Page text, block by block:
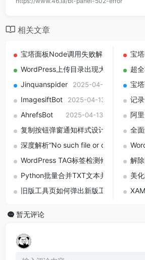
相关文章
宝塔面板Node调用失败解决：解除宝
WordPress上传目录出现大量0B图片
超
Jinquanspider
2025-04-13
宝
ImagesiftBot
2025-04-13
记
AhrefsBot
2025-04-13
阿
复制按钮弹窗通知样式设计与实现：手
全
深度解析“No such file or directory”错
WordPress TAG标签检测修正插件：
解
Python批量合并TXT文本并导出Excel
美
旧版工具页如何弹出新版工具推荐框，
暂无评论